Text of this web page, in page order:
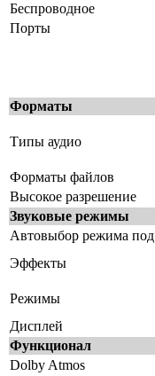
Беспроводное
Порты
Форматы
Типы аудио
Форматы файлов
Высокое разрешение
Звуковые режимы
Автовыбор режима под
Эффекты
Режимы
Дисплей
Функционал
Dolby Atmos